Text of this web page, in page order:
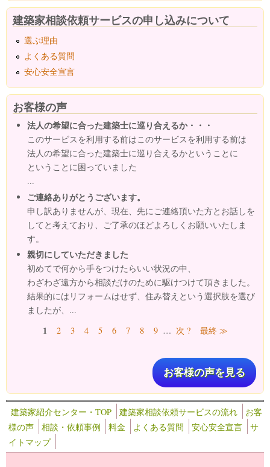
建築家相談依頼サービスの申し込みについて
選ぶ理由
よくある質問
安心安全宣言
お客様の声
法人の希望に合った建築士に巡り合えるか・・・
このサービスを利用する前はこのサービスを利用する前は
法人の希望に合った建築士に巡り合えるかということに
ということに困っていました
...
ご連絡ありがとうございます。
申し訳ありませんが、現在、先にご連絡頂いた方とお話しを
してと考えており、ご了承のほどよろしくお願いいたしま
す。
親切にしていただきました
初めてで何から手をつけたらいい状況の中、
わざわざ遠方から相談だけのために駆けつけて頂きました。
結果的にはリフォームはせず、住み替えという選択肢を選び
ましたが、...
ページ1 2 3 4 5 6 7 8 9 … 次 ? 最終 ≫
お客様の声を見る
建築家紹介センター・TOP 建築家相談依頼サービスの流れ
お客
様の声
相談・依頼事例 料金 よくある質問 安心安全宣言
サ
イトマップ